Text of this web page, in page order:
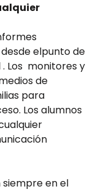
elpunto de
Los monitores y
de
para
Los alumnos
siempre en el